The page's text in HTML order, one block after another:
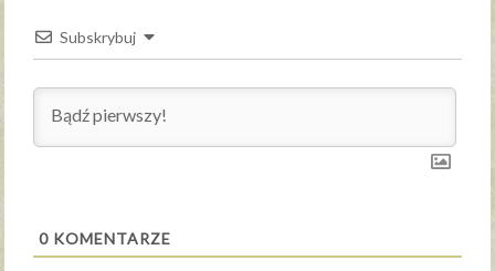
Subskrybuj
0 KOMENTARZE